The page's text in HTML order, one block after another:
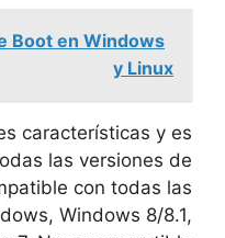
Boot en Windows
y Linux
características y es
todas las versiones de
con todas las
Windows 8/8.1,